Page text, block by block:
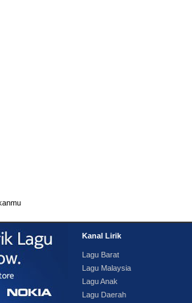
Kanal Lirik
Lagu Barat
Lagu Malaysia
Lagu Anak
Lagu Daerah